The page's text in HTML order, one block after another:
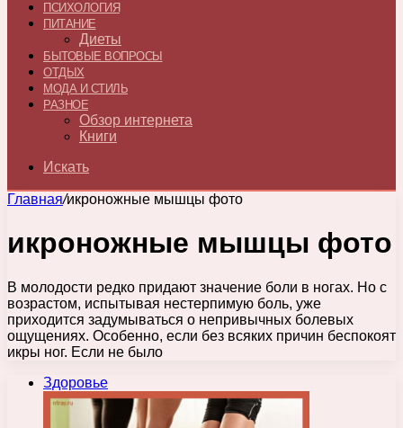
ПСИХОЛОГИЯ
ПИТАНИЕ
Диеты
БЫТОВЫЕ ВОПРОСЫ
ОТДЫХ
МОДА И СТИЛЬ
РАЗНОЕ
Обзор интернета
Книги
Искать
Главная/икроножные мышцы фото
икроножные мышцы фото
В молодости редко придают значение боли в ногах. Но с
возрастом, испытывая нестерпимую боль, уже
приходится задумываться о непривычных болевых
ощущениях. Особенно, если без всяких причин беспокоят
икры ног. Если не было
Здоровье